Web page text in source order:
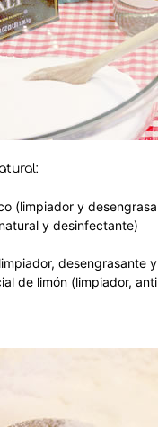
(limpiador y
y desinfectante)
desengrasante
de limón (limpiador,